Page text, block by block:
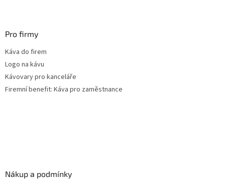
Pro firmy
Káva do firem
Logo na kávu
Kávovary pro kanceláře
Firemní benefit: Káva pro zaměstnance
Nákup a podmínky